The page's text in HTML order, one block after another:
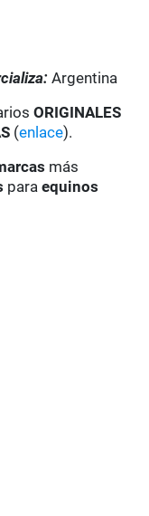
Argentina
ORIGINALES
(enlace).
más
paraequinos